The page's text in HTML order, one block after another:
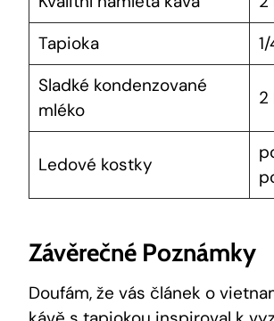
Tapioka
Sladké kondenzované
mléko
2
Ledové kostky
Závěrečné Poznámky
Doufám, že vás článek o